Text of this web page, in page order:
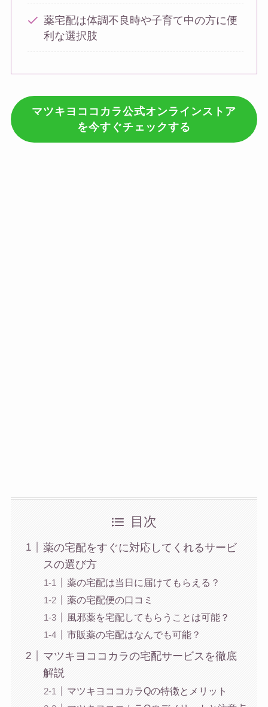
薬宅配は体調不良時や子育て中の方に便
利な選択肢
マツキヨココカラ公式オンラインストア
を今すぐチェックする
目次
薬の宅配をすぐに対応してくれるサービ
スの選び方
薬の宅配は当日に届けてもらえる？
薬の宅配便の口コミ
風邪薬を宅配してもらうことは可能？
市販薬の宅配はなんでも可能？
マツキヨココカラの宅配サービスを徹底
解説
マツキヨココカラQの特徴とメリット